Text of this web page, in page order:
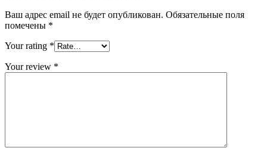
Ваш адрес email не будет опубликован. Обязательные поля
помечены *
Your rating *
Your review *